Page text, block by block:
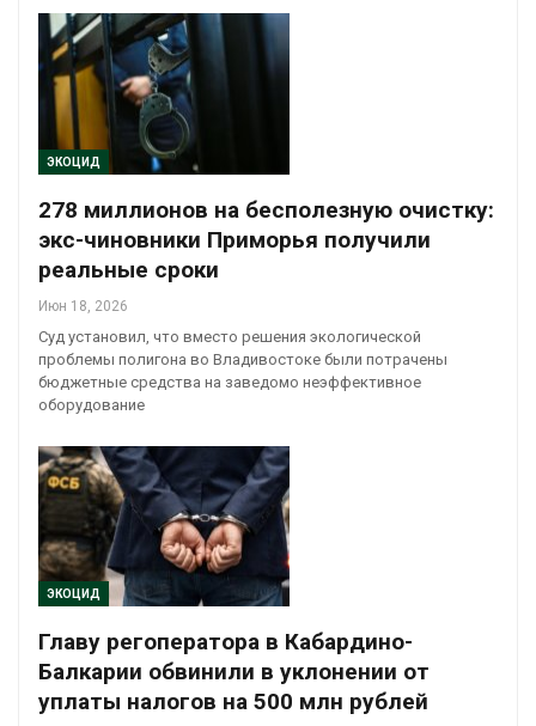
ЭКОЦИД
278 миллионов на бесполезную очистку:
экс-чиновники Приморья получили
реальные сроки
Июн 18, 2026
Суд установил, что вместо решения экологической
проблемы полигона во Владивостоке были потрачены
бюджетные средства на заведомо неэффективное
оборудование
ЭКОЦИД
Главу регоператора в Кабардино-
Балкарии обвинили в уклонении от
уплаты налогов на 500 млн рублей